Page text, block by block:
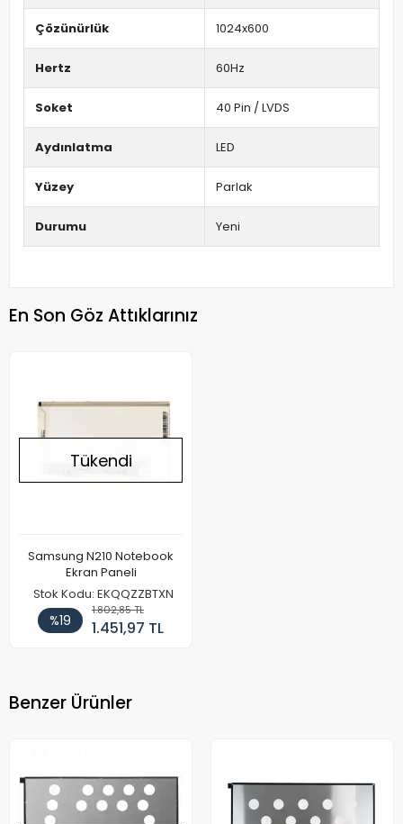
Çözünürlük 1024x600
Hertz 60Hz
Soket 40 Pin / LVDS
Aydınlatma LED
Yüzey Parlak
Durumu Yeni
En Son Göz Attıklarınız
Tükendi
Samsung N210 Notebook
Ekran Paneli
Stok Kodu: EKQQZZBTXN
%19
1.802,85 TL
1.451,97 TL
Benzer Ürünler